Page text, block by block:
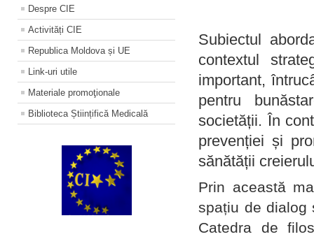
Despre CIE
Activități CIE
Republica Moldova și UE
Link-uri utile
Materiale promoţionale
Biblioteca Științifică Medicală
Subiectul
contextul
important,
pentru
societății. În
prevenției și
sănătății
Prin această
spațiu de dialog
Catedra de